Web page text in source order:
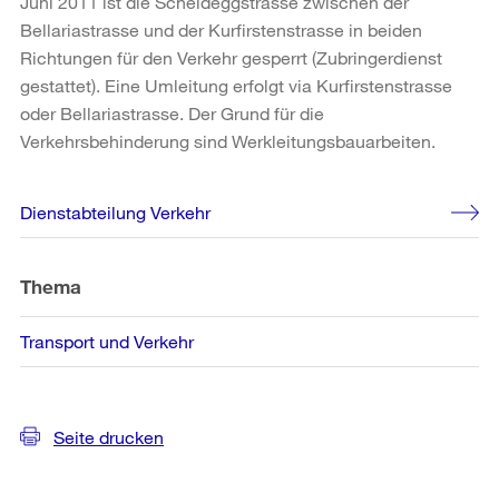
Bellariastrasse und der Kurfirstenstrasse in beiden
Richtungen für den Verkehr gesperrt (Zubringerdienst
gestattet). Eine Umleitung erfolgt via Kurfirstenstrasse
oder Bellariastrasse. Der Grund für die
Verkehrsbehinderung sind Werkleitungsbauarbeiten.
Weitere
Informationen
Dienstabteilung Verkehr
Thema
Transport und Verkehr
Seite drucken